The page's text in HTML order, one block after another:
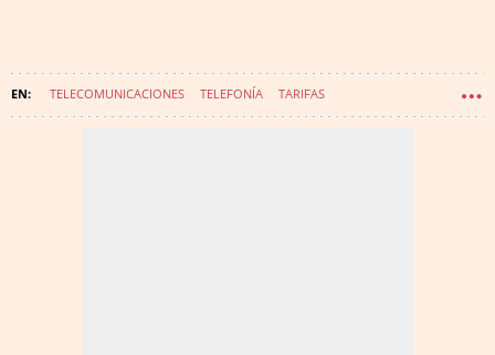
TELECOMUNICACIONES TELEFONÍA TARIFAS